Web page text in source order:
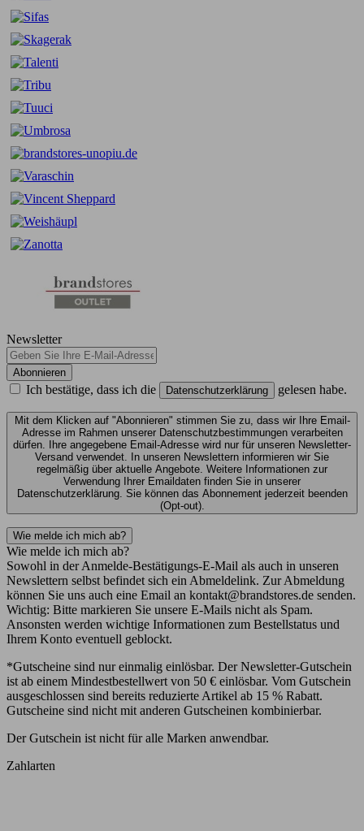
Newsletter
Abonnieren
Ich bestätige, dass ich die Datenschutzerklärung gelesen habe.
Mit dem Klicken auf "Abonnieren" stimmen Sie zu, dass wir Ihre Email-
Adresse im Rahmen unserer Datenschutzbestimmungen verarbeiten
dürfen. Ihre angegebene Email-Adresse wird nur für unseren Newsletter-
Versand verwendet. In unseren Newslettern informieren wir Sie
regelmäßig über aktuelle Angebote. Weitere Informationen zur
Verwendung Ihrer Emaildaten finden Sie in unserer
Datenschutzerklärung. Sie können das Abonnement jederzeit beenden
(Opt-out).
Wie melde ich mich ab?
Wie melde ich mich ab?
Sowohl in der Anmelde-Bestätigungs-E-Mail als auch in unseren
Newslettern selbst befindet sich ein Abmeldelink. Zur Abmeldung
können Sie uns auch eine Email an kontakt@brandstores.de senden.
Wichtig: Bitte markieren Sie unsere E-Mails nicht als Spam.
Ansonsten werden wichtige Informationen zum Bestellstatus und
Ihrem Konto eventuell geblockt.
*Gutscheine sind nur einmalig einlösbar. Der Newsletter-Gutschein
ist ab einem Mindestbestellwert von 50 € einlösbar. Vom Gutschein
ausgeschlossen sind bereits reduzierte Artikel ab 15 % Rabatt.
Gutscheine sind nicht mit anderen Gutscheinen kombinierbar.
Der Gutschein ist nicht für alle Marken anwendbar.
Zahlarten